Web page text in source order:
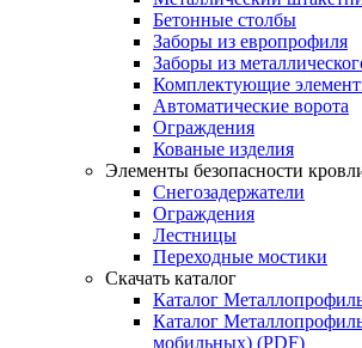
Бетонные столбы
Заборы из европрофиля
Заборы из
Комплектующие
Автоматические ворота
Ограждения
Кованые изделия
Элементы безопасности
Снегозадержатели
Ограждения
Лестницы
Переходные мостики
Скачать каталог
Каталог
Каталог
мобильных) (PDF)